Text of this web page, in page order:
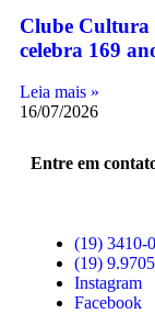
Clube Cultura
celebra 169
Leia mais »
16/07/2026
Entre em
(19) 3410-
(19)
Instagram
Facebook